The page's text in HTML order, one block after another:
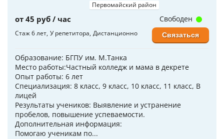
Первомайский район
от 45 руб / час
Стаж 6 лет У репетитора Дистанционно
Образование: БГПУ им. М.Танка
Место работы:Частный колледж и мама в декрете
Опыт работы: 6 лет
Специализация: 8 класс, 9 класс, 10 класс, 11 класс, В
лицей
Результаты учеников: Выявление и устранение
пробелов, повышение успеваемости.
Дополнительная информация:
Помогаю ученикам по...
Свободен
Связаться